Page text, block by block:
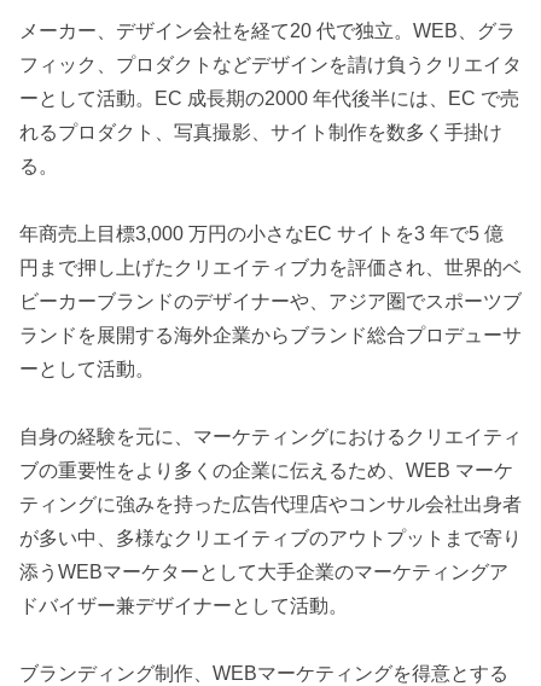
メーカー、デザイン会社を経て20 代で独立。WEB、グラ
フィック、プロダクトなどデザインを請け負うクリエイタ
ーとして活動。EC 成長期の2000 年代後半には、EC で売
れるプロダクト、写真撮影、サイト制作を数多く手掛け
る。
年商売上目標3,000 万円の小さなEC サイトを3 年で5 億
円まで押し上げたクリエイティブ力を評価され、世界的ベ
ビーカーブランドのデザイナーや、アジア圏でスポーツブ
ランドを展開する海外企業からブランド総合プロデューサ
ーとして活動。
自身の経験を元に、マーケティングにおけるクリエイティ
ブの重要性をより多くの企業に伝えるため、WEB マーケ
ティングに強みを持った広告代理店やコンサル会社出身者
が多い中、多様なクリエイティブのアウトプットまで寄り
添うWEBマーケターとして大手企業のマーケティングア
ドバイザー兼デザイナーとして活動。
ブランディング制作、WEBマーケティングを得意とする